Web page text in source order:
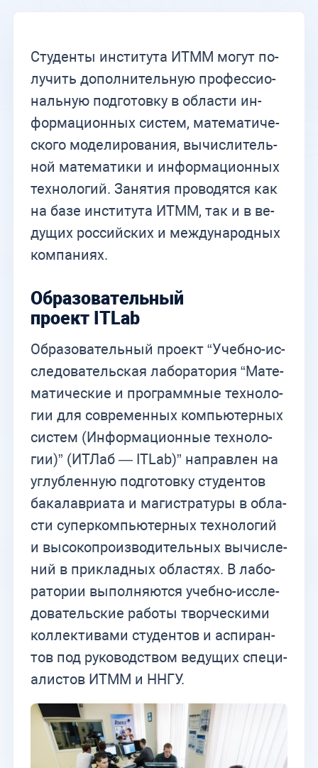
Сту­ден­ты ин­сти­ту­та ИТММ мо­гут по­
лу­чить до­пол­ни­тель­ную про­фес­си­о­
наль­ную под­го­тов­ку в об­ла­сти ин­
фор­ма­ци­он­ных си­стем, ма­те­ма­ти­че­
ско­го мо­де­ли­ро­ва­ния, вы­чис­ли­тель­
ной ма­те­ма­ти­ки и ин­фор­ма­ци­он­ных
тех­но­ло­гий. За­ня­тия про­во­дят­ся как
на базе ин­сти­ту­та ИТММ, так и в ве­
ду­щих рос­сий­ских и меж­ду­на­род­ных
ком­па­ни­ях.
Образовательный
проект ITLab
Об­ра­зо­ва­тель­ный про­ект “Учеб­но-ис­
сле­до­ва­тель­ская ла­бо­ра­то­рия “Ма­те­
ма­ти­че­ские и про­грамм­ные тех­но­ло­
гии для со­вре­мен­ных ком­пью­тер­ных
си­стем (Ин­фор­ма­ци­он­ные тех­но­ло­
гии)” (ИТ­Лаб — ITLab)” на­прав­лен на
углуб­лен­ную под­го­тов­ку сту­ден­тов
ба­ка­лаври­а­та и ма­ги­стра­ту­ры в об­ла­
сти су­пер­ком­пью­тер­ных тех­но­ло­гий
и вы­со­ко­про­из­во­ди­тель­ных вы­чис­ле­
ний в при­клад­ных об­ла­стях. В ла­бо­
ра­то­рии вы­пол­ня­ют­ся учеб­но-ис­сле­
до­ва­тель­ские ра­бо­ты твор­че­ски­ми
кол­лек­ти­ва­ми сту­ден­тов и ас­пи­ран­
тов под ру­ко­вод­ством ве­ду­щих спе­ци­
а­ли­стов ИТММ и ННГУ.